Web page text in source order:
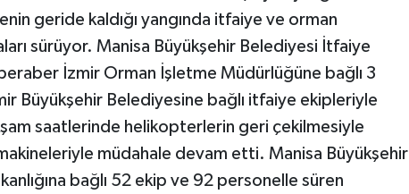
geride kaldığı yangında itfaiye ve orman
sürüyor. Manisa Büyükşehir Belediyesi İtfaiye
beraber İzmir Orman İşletme Müdürlüğüne bağlı 3
Büyükşehir Belediyesine bağlı itfaiye ekipleriyle
saatlerinde helikopterlerin geri çekilmesiyle
müdahale devam etti. Manisa Büyükşehir
bağlı 52 ekip ve 92 personelle süren